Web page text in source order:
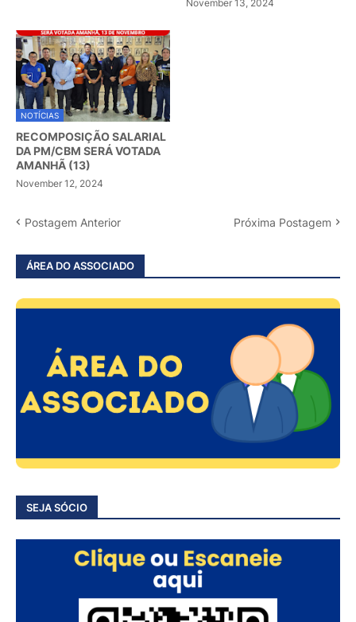
November 13, 2024
NOTÍCIAS
RECOMPOSIÇÃO SALARIAL
DA PM/CBM SERÁ VOTADA
AMANHÃ (13)
November 12, 2024
Postagem Anterior Próxima Postagem
ÁREA DO ASSOCIADO
SEJA SÓCIO